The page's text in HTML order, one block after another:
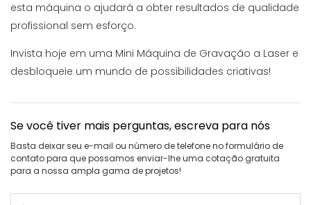
esta máquina o ajudará a obter resultados de qualidade
profissional sem esforço.
Invista hoje em uma Mini Máquina de Gravação a Laser e
desbloqueie um mundo de possibilidades criativas!
Se você tiver mais perguntas, escreva para nós
Basta deixar seu e-mail ou número de telefone no formulário de
contato para que possamos enviar-lhe uma cotação gratuita
para a nossa ampla gama de projetos!